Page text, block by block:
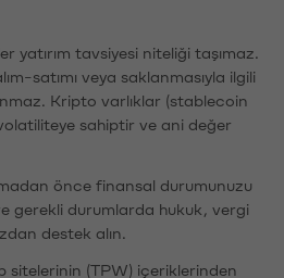
yatırım tavsiyesi niteliği taşımaz.
satımı veya saklanmasıyla ilgili
Kripto varlıklar (stablecoin
sahiptir ve ani değer
önce finansal durumunuzu
gerekli durumlarda hukuk, vergi
destek alın.
(TPW) içeriklerinden